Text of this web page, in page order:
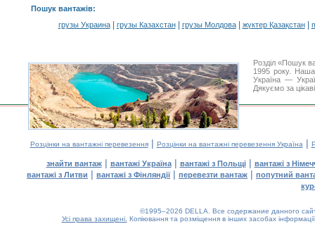
Пошук вантажів:
грузы Украина| грузы Казахстан| грузы Молдова| жүктер Қазақстан|
Розділ «Пошук
1995 року. Наша
Україна —
Дякуємо за
Розцінки на вантажні перевезення| Розцінки на вантажні перевезення Україна |
знайти вантаж| вантажі Україна| вантажі з Польщі| вантажі з
вантажі з Литви | вантажі з Фінляндії| перевезти вантаж | попутний
©1995–2026 DELLA. Все содержание данного
Усі права захищені. Копіювання та розміщення в інших засобах